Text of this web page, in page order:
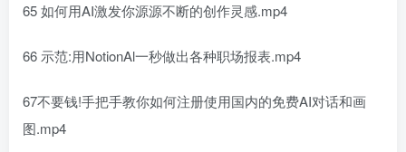
65 如何用AI激发你源源不断的创作灵感.mp4
66 示范:用NotionAl一秒做出各种职场报表.mp4
67不要钱!手把手教你如何注册使用国内的免费AI对话和画
图.mp4